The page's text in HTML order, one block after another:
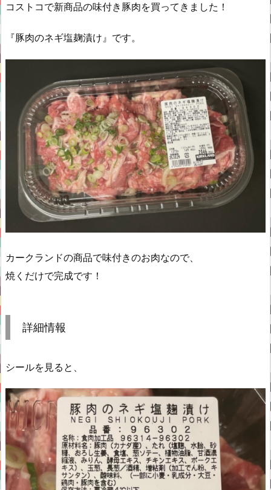
コストコで新商品の味付き豚肉を買ってきました！
『豚肉のネギ塩麹漬け』です。
カークランドの商品で味付きのお肉なので、
焼くだけで完成です！
詳細情報
シールを見ると、